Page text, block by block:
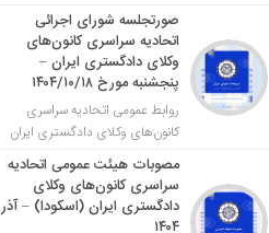
صورتجلسه شورای اجرائی
اتحادیه سراسری کانون‌های
وکلای دادگستری ایران –
پنجشنبه مورخ ۱۴۰۴/۱۰/۱۸
روابط عمومی اتحادیه سراسری
کانون‌های وکلای دادگستری ایران
مصوبات هیئت عمومی اتحادیه
سراسری کانون‌های وکلای
دادگستری ایران (اسکودا) – آذر
۱۴۰۴